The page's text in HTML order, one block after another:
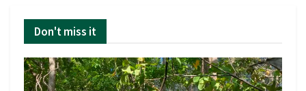
Don't miss it